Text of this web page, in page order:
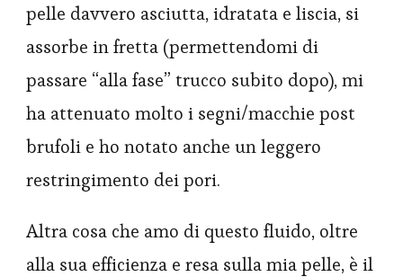
pelle davvero asciutta, idratata e liscia, si
assorbe in fretta (permettendomi di
passare “alla fase” trucco subito dopo), mi
ha attenuato molto i segni/macchie post
brufoli e ho notato anche un leggero
restringimento dei pori.
Altra cosa che amo di questo fluido, oltre
alla sua efficienza e resa sulla mia pelle, è il